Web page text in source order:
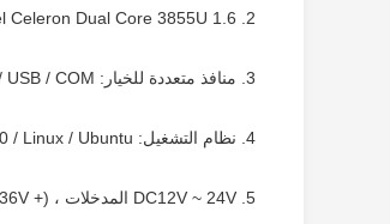
2. Intel Celeron Dual Core 3855U 1.6 جيجا هرتز ، لوحة كمبيوتر مقاوم للماء
3. منافذ متعددة للخيار: VGA / HD-MI / LAN / USB / COM
4. نظام التشغيل: Win7 / 8/10 / Linux / Ubuntu
5. DC12V ~ 24V المدخلات ، (+ 9V ～ 36V) مدخلات الجهد العريض اختياري